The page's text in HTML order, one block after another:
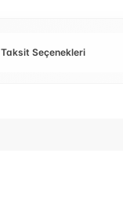
Taksit Seçenekleri